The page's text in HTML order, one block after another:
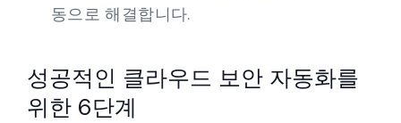
동으로 해결합니다.
성공적인 클라우드 보안 자동화를
위한 6단계